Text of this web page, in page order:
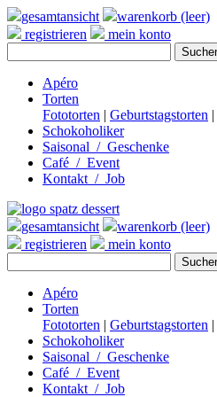
gesamtansicht
warenkorb (leer)
registrieren
mein konto
Apéro
Torten
Fototorten | Geburtstagstorten |
Schokoholiker
Saisonal / Geschenke
Café / Event
Kontakt / Job
gesamtansicht
warenkorb (leer)
registrieren
mein konto
Apéro
Torten
Fototorten | Geburtstagstorten |
Schokoholiker
Saisonal / Geschenke
Café / Event
Kontakt / Job